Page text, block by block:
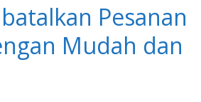
Pesanan
Mudah dan